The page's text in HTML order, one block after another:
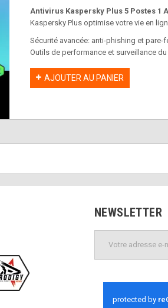
Antivirus Kaspersky Plus 5 Postes 1
Kaspersky Plus optimise votre vie en
Sécurité avancée: anti-phishing et pare-
Outils de performance et surveillance
AJOUTER AU PANIER
NEWSLETTER